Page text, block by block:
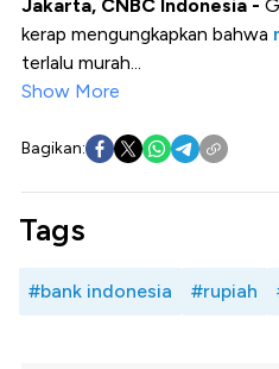
Jakarta, CNBC Indonesia -
kerap mengungkapkan bahwa
terlalu murah...
Show More
Bagikan:
Tags
#bank indonesia #rupiah